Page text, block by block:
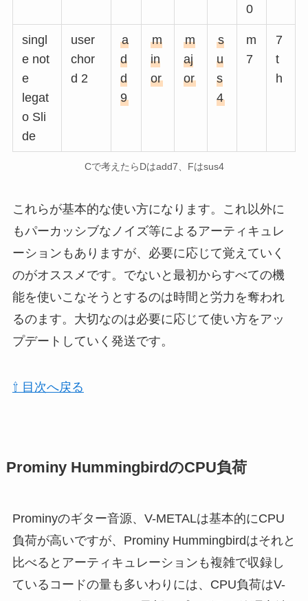
0
singl
e not
e
legat
o Sli
de
user
chor
d 2
a
d
d
9
m
in
or
m
aj
or
s
u
s
4
m
7
7
t
h
Cで考えたらDはadd7、Fはsus4
これらが基本的な使い方になります。これ以外に
もパーカッシブなノイズ等によるアーティキュレ
ーションもありますが、必要に応じて覚えていく
のがオススメです。でないと最初からすべての機
能を使いこなそうとするのは時間と労力を奪われ
るのます。大切なのは必要に応じて使い方をアッ
プデートしていく発送です。
⇧ 目次へ戻る
Prominy HummingbirdのCPU負荷
Prominyのギター音源、V-METALは基本的にCPU
負荷が高いですが、Prominy Hummingbirdはそれと
比べるとアーティキュレーションも複雑で収録し
ているコードの量も多いわりには、CPU負荷はV-